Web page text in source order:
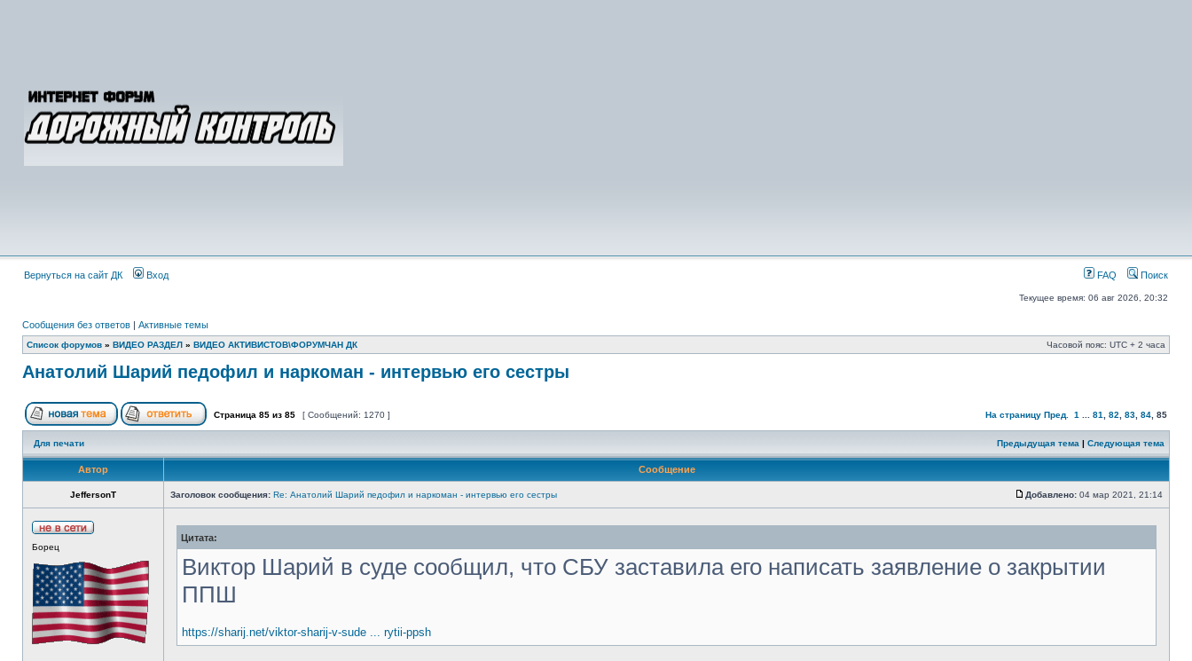
Вернуться на сайт ДК Вход FAQ Поиск
Текущее время: 06 авг 2026, 20:32
Сообщения без ответов | Активные темы
Список форумов » ВИДЕО РАЗДЕЛ » ВИДЕО АКТИВИСТОВ\ФОРУМЧАН ДК Часовой пояс: UTC + 2 часа
Анатолий Шарий педофил и наркоман - интервью его сестры
Страница 85 из 85 [ Сообщений: 1270 ] На страницу Пред. 1 81 82 83 84 85
Для печати Предыдущая тема | Следующая тема
Автор Сообщение
JeffersonT Заголовок сообщения: Re: Анатолий Шарий педофил и наркоман - интервью его сестры Добавлено: 04 мар 2021, 21:14
Борец
Цитата:
Виктор Шарий в суде сообщил, что СБУ заставила его написать заявление о закрытии
ППШ
https://sharij.net/viktor-sharij-v-sude ... rytii-ppsh